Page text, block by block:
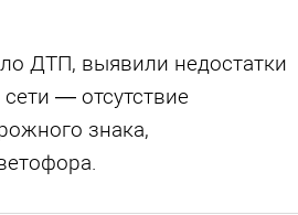
ДТП, выявили недостатки
— отсутствие
знака,